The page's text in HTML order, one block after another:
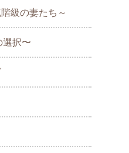
級の妻たち～
選択〜